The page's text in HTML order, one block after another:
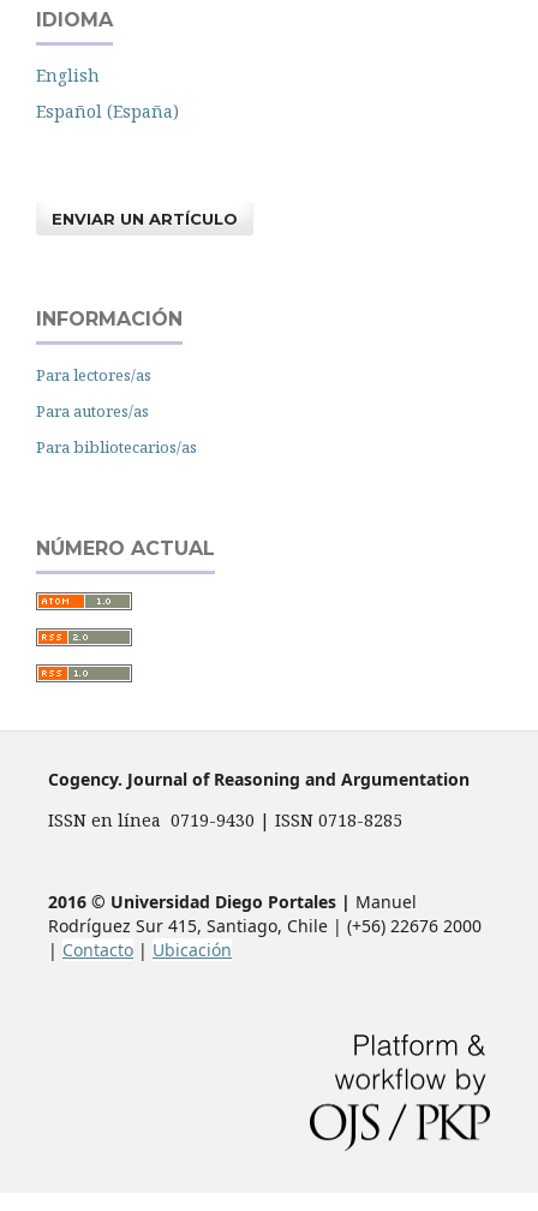
IDIOMA
English
Español (España)
ENVIAR UN ARTÍCULO
INFORMACIÓN
Para lectores/as
Para autores/as
Para bibliotecarios/as
NÚMERO ACTUAL
Cogency. Journal of Reasoning and Argumentation
ISSN en línea 0719-9430 | ISSN 0718-8285
2016 © Universidad Diego Portales | Manuel
Rodríguez Sur 415, Santiago, Chile | (+56) 22676 2000
| Contacto | Ubicación